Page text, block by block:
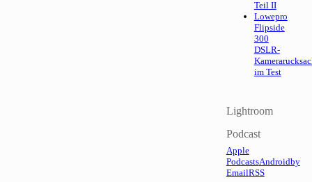
Teil II
Lowepro
Flipside
300
DSLR-
im Test
Lightroom
Podcast
Apple
PodcastsAndroidby
EmailRSS